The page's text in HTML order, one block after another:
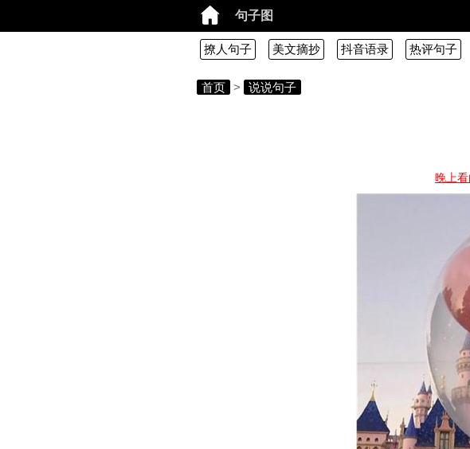
句子图
撩人句子 美文摘抄 抖音语录 热评句子
首页 > 说说句子
晚上